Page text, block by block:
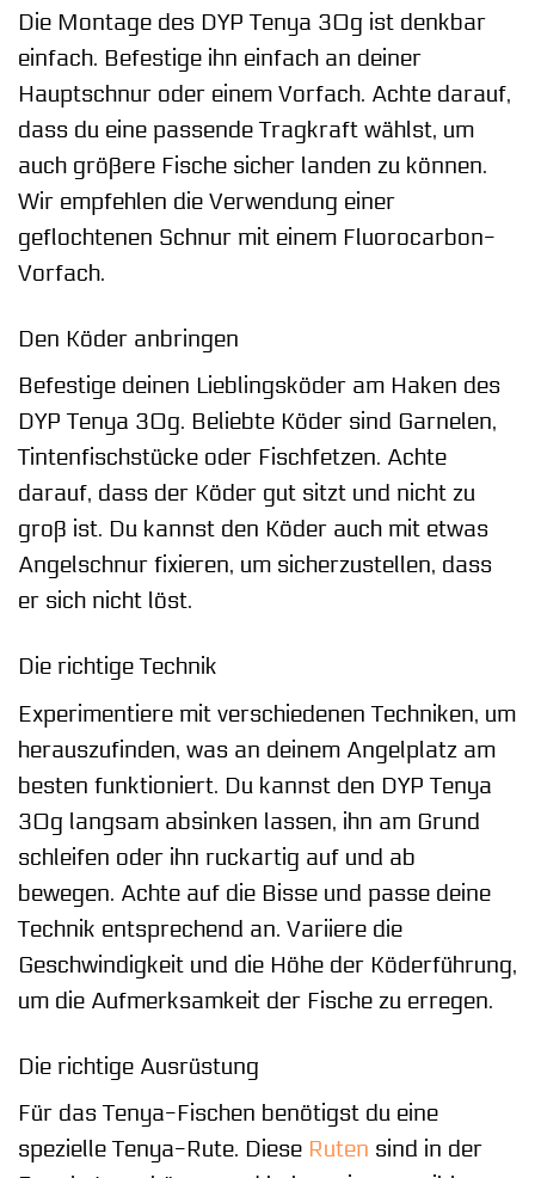
Die Montage des DYP Tenya 30g ist denkbar
einfach. Befestige ihn einfach an deiner
Hauptschnur oder einem Vorfach. Achte darauf,
dass du eine passende Tragkraft wählst, um
auch größere Fische sicher landen zu können.
Wir empfehlen die Verwendung einer
geflochtenen Schnur mit einem Fluorocarbon-
Vorfach.
Den Köder anbringen
Befestige deinen Lieblingsköder am Haken des
DYP Tenya 30g. Beliebte Köder sind Garnelen,
Tintenfischstücke oder Fischfetzen. Achte
darauf, dass der Köder gut sitzt und nicht zu
groß ist. Du kannst den Köder auch mit etwas
Angelschnur fixieren, um sicherzustellen, dass
er sich nicht löst.
Die richtige Technik
Experimentiere mit verschiedenen Techniken, um
herauszufinden, was an deinem Angelplatz am
besten funktioniert. Du kannst den DYP Tenya
30g langsam absinken lassen, ihn am Grund
schleifen oder ihn ruckartig auf und ab
bewegen. Achte auf die Bisse und passe deine
Technik entsprechend an. Variiere die
Geschwindigkeit und die Höhe der Köderführung,
um die Aufmerksamkeit der Fische zu erregen.
Die richtige Ausrüstung
Für das Tenya-Fischen benötigst du eine
spezielle Tenya-Rute. Diese Ruten sind in der